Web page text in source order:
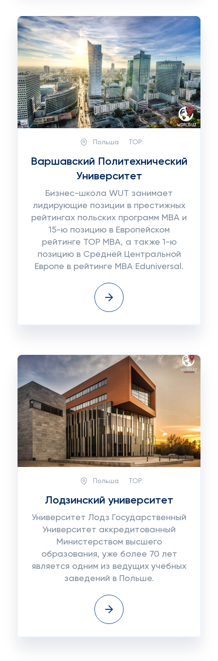
Польша TOP:
Варшавский Политехнический
Университет
Бизнес-школа WUT занимает
лидирующие позиции в престижных
рейтингах польских программ MBA и
15-ю позицию в Европейском
рейтинге TOP MBA, а также 1-ю
позицию в Средней Центральной
Европе в рейтинге MBA Eduniversal.
Польша TOP:
Лодзинский университет
Университет Лодз Государственный
Университет аккредитованный
Министерством высшего
образования, уже более 70 лет
является одним из ведущих учебных
заведений в Польше.